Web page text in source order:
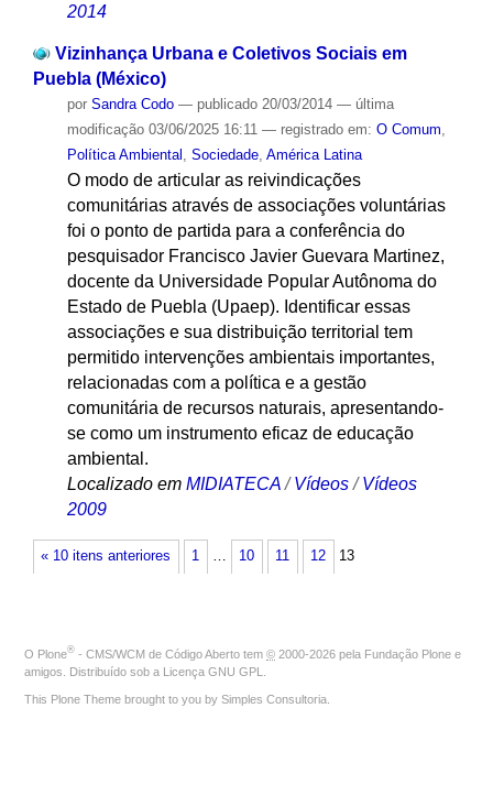
2014
Vizinhança Urbana e Coletivos Sociais em
Puebla (México)
por Sandra Codo — publicado20/03/2014 — última
modificação03/06/2025 16:11 — registrado em: O Comum,
Política Ambiental , Sociedade, América Latina
O modo de articular as reivindicações
comunitárias através de associações voluntárias
foi o ponto de partida para a conferência do
pesquisador Francisco Javier Guevara Martinez,
docente da Universidade Popular Autônoma do
Estado de Puebla (Upaep). Identificar essas
associações e sua distribuição territorial tem
permitido intervenções ambientais importantes,
relacionadas com a política e a gestão
comunitária de recursos naturais, apresentando-
se como um instrumento eficaz de educação
ambiental.
Localizado em MIDIATECA /Vídeos /Vídeos
2009
« 10 itens anteriores 1 … 10 11 12 13
O Plone® - CMS/WCM de Código Aberto tem © 2000-2026 pela Fundação Plone e
amigos. Distribuído sob a Licença GNU GPL
This Plone Theme brought to you by Simples Consultoria